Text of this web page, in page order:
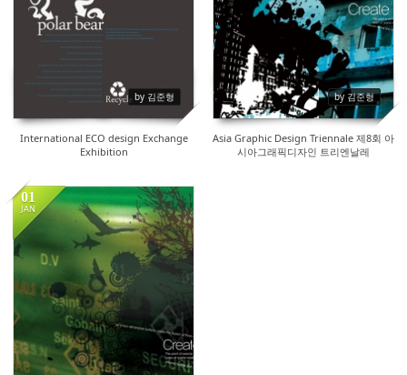
by 김준형
International ECO design Exchange
Exhibition
by 김준형
Asia Graphic Design Triennale 제8회 아
시아그래픽디자인 트리엔날레
01
JAN